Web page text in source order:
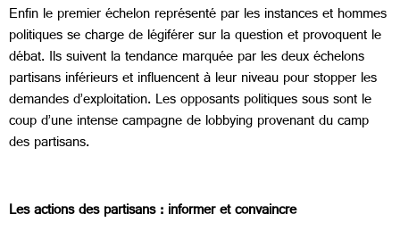
Enfin le premier échelon représenté par les instances et hommes
politiques se charge de légiférer sur la question et provoquent le
débat. Ils suivent la tendance marquée par les deux échelons
partisans inférieurs et influencent à leur niveau pour stopper les
demandes d’exploitation. Les opposants politiques sous sont le
coup d’une intense campagne de lobbying provenant du camp
des partisans.
Les actions des partisans : informer et convaincre